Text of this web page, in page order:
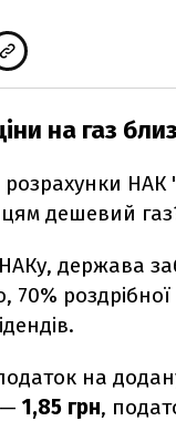
на газ
НАК
дешевий
держава
70%
на
1,85 грн,